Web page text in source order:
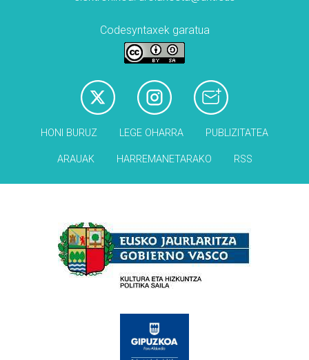
Codesyntaxek garatua
HONI BURUZ LEGE OHARRA PUBLIZITATEA
ARAUAK HARREMANETARAKO RSS